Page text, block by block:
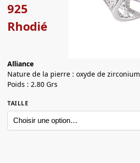
925
Rhodié
Alliance
Nature de la pierre : oxyde de zirconium
Poids : 2.80 Grs
TAILLE